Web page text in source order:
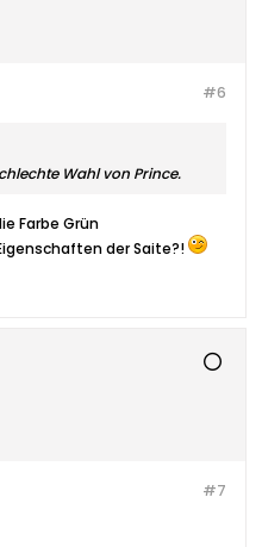
#6
Wahl von Prince.
Farbe Grün
der Saite?!
#7